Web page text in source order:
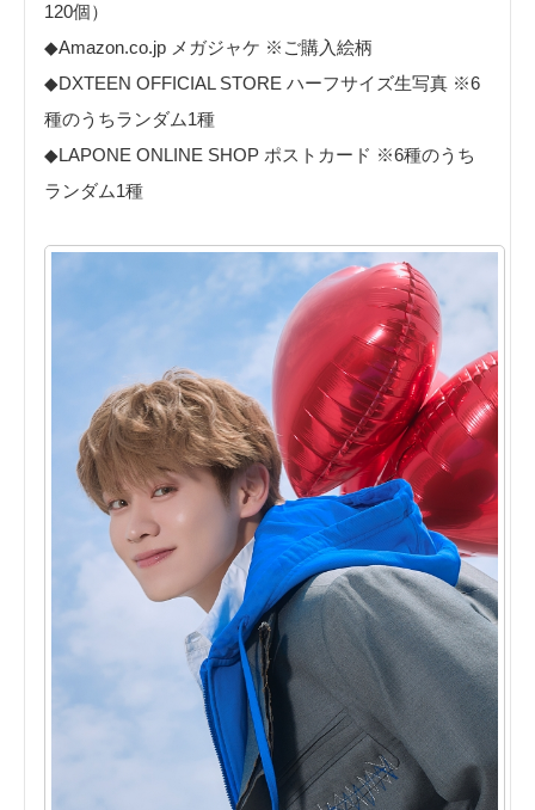
120個）
◆Amazon.co.jp メガジャケ ※ご購⼊絵柄
◆DXTEEN OFFICIAL STORE ハーフサイズ⽣写真 ※6
種のうちランダム1種
◆LAPONE ONLINE SHOP ポストカード ※6種のうち
ランダム1種